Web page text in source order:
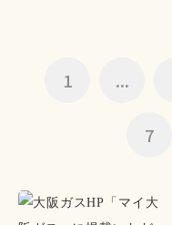
1 ...
7